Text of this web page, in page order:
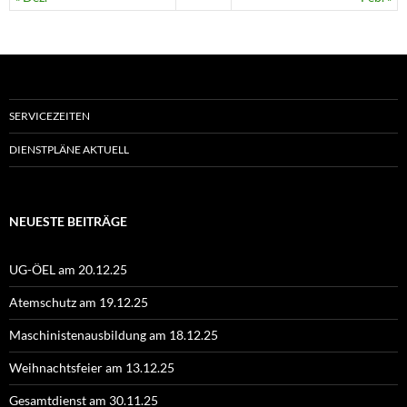
SERVICEZEITEN
DIENSTPLÄNE AKTUELL
NEUESTE BEITRÄGE
UG-ÖEL am 20.12.25
Atemschutz am 19.12.25
Maschinistenausbildung am 18.12.25
Weihnachtsfeier am 13.12.25
Gesamtdienst am 30.11.25